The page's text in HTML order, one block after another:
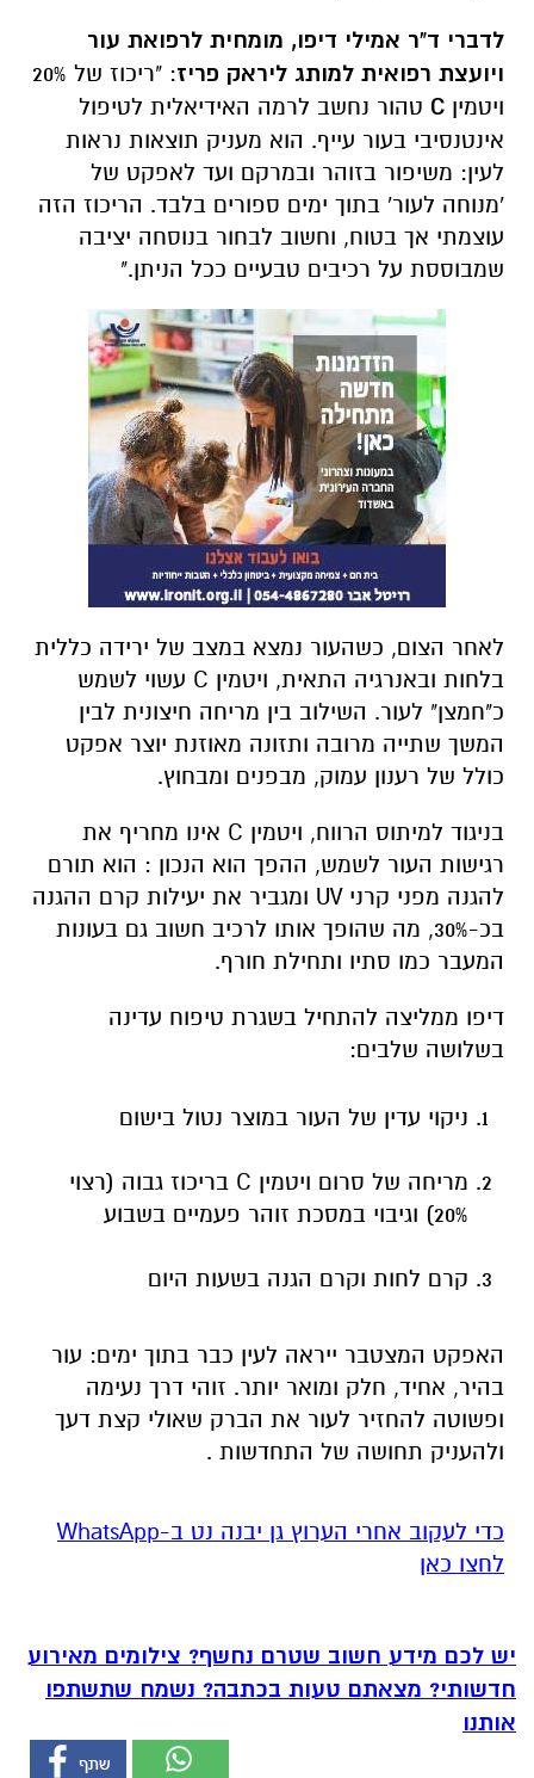
לדברי ד"ר אמילי דיפו, מומחית לרפואת עור
ויועצת רפואית למותג ליראק פריז
: "ריכוז של 20%
ויטמין C טהור נחשב לרמה האידיאלית לטיפול
אינטנסיבי בעור עייף. הוא מעניק תוצאות נראות
לעין: משיפור בזוהר ובמרקם ועד לאפקט של
'מנוחה לעור' בתוך ימים ספורים בלבד. הריכוז הזה
עוצמתי אך בטוח, וחשוב לבחור בנוסחה יציבה
שמבוססת על רכיבים טבעיים ככל הניתן."
לאחר הצום, כשהעור נמצא במצב של ירידה כללית
בלחות ובאנרגיה התאית, ויטמין C
עשוי לשמש
כ"חמצן" לעור. השילוב בין מריחה חיצונית לבין
המשך שתייה מרובה ותזונה מאוזנת יוצר אפקט
כולל של רענון עמוק, מבפנים ומבחוץ.
בניגוד למיתוס הרווח, ויטמין C אינו מחריף את
רגישות העור לשמש, ההפך הוא הנכון : הוא תורם
להגנה מפני קרני UV ומגביר את יעילות קרם ההגנה
בכ-30%, מה שהופך אותו לרכיב חשוב גם בעונות
המעבר כמו סתיו ותחילת חורף.
דיפו ממליצה להתחיל בשגרת טיפוח עדינה
בשלושה שלבים:
ניקוי עדין של העור במוצר נטול בישום
מריחה של סרום ויטמין C בריכוז גבוה (רצוי
20%) וגיבוי במסכת זוהר פעמיים בשבוע
קרם לחות וקרם הגנה בשעות היום
האפקט המצטבר ייראה לעין כבר בתוך ימים: עור
בהיר, אחיד, חלק ומואר יותר. זוהי דרך נעימה
ופשוטה להחזיר לעור את הברק שאולי קצת דעך
ולהעניק תחושה של התחדשות .
‏כדי לעקוב אחרי הערוץ גן יבנה נט ב-WhatsApp
לחצו כאן
יש לכם מידע חשוב שטרם נחשף? צילומים מאירוע
חדשותי? מצאתם טעות בכתבה? נשמח שתשתפו
אותנו